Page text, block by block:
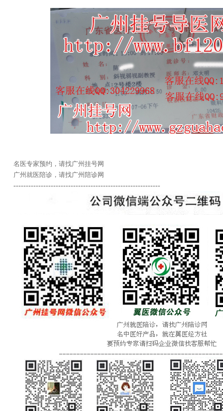
名医专家预约，请找广州挂号网
广州就医陪诊，请找广州陪诊网
-----------------------------------------------------------